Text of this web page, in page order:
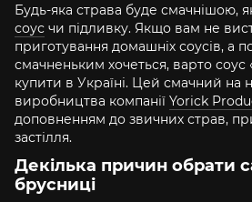
Будь-яка страва буде смачнішою,
соус чи підливку. Якщо вам не
приготування домашніх соусів, а
смачненьким хочеться, варто
купити в Україні. Цей смачний на
виробництва компанії Yorick
доповненням до звичних страв,
застілля.
Декілька причин обрати
брусниці